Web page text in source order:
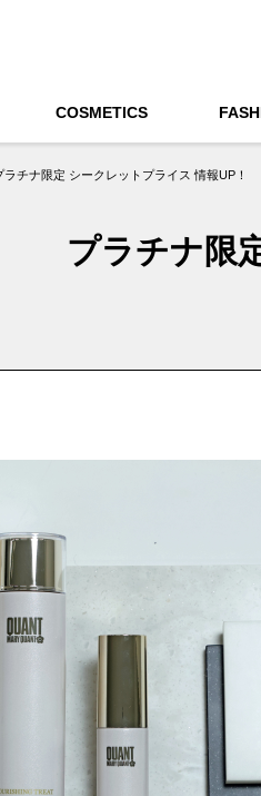
COSMETICS
ラチナ限定 シークレットプライス 情報UP！
プラチナ限